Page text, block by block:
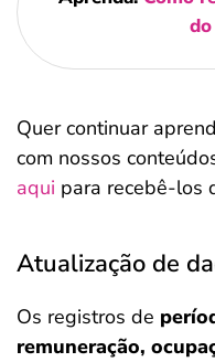
Quer continuar
com nossos
aqui para recebê-los
Atualização de
Os registros de
remuneração,